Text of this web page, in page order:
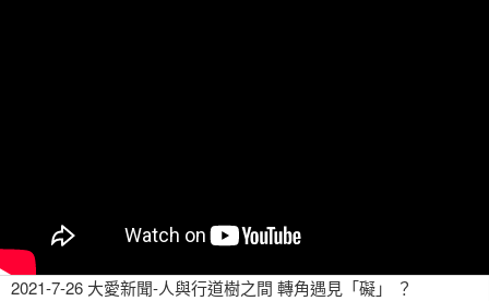
2021-7-26 大愛新聞-人與行道樹之間 轉角遇見「礙」 ？